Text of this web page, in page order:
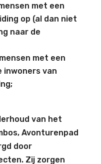
met een
op (al dan niet
naar de
met een
inwoners van
van het
Avonturenpad
door
Zij zorgen